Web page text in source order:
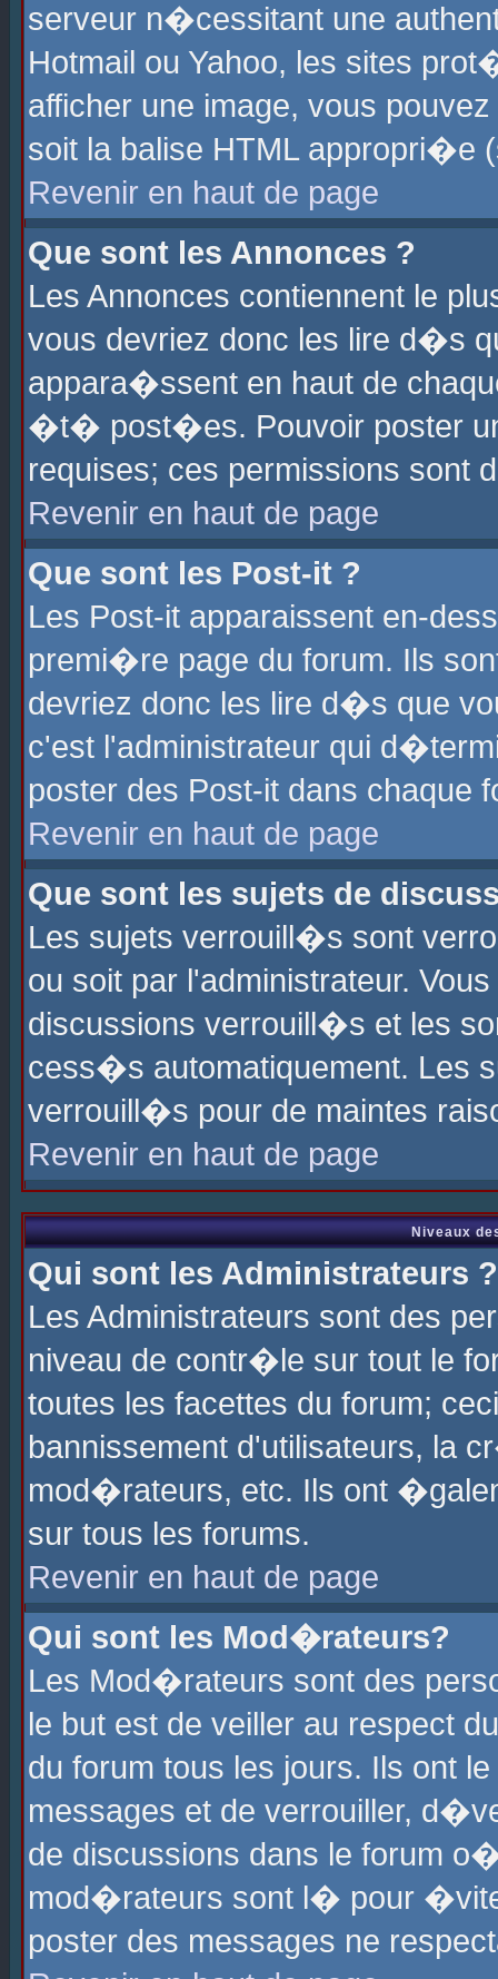
serveur n�cessitant une
Hotmail ou Yahoo, les sites
afficher une image, vous
soit la balise HTML
Revenir en haut de page
Que sont les Annonces ?
Les Annonces contiennent le
vous devriez donc les lire d�s
appara�ssent en haut de
�t� post�es. Pouvoir poster
requises; ces permissions sont
Revenir en haut de page
Que sont les Post-it ?
Les Post-it apparaissent en-
premi�re page du forum. Ils
devriez donc les lire d�s que
c'est l'administrateur qui
poster des Post-it dans chaque
Revenir en haut de page
Que sont les sujets de
Les sujets verrouill�s sont
ou soit par l'administrateur.
discussions verrouill�s et les
cess�s automatiquement. Les
verrouill�s pour de maintes
Revenir en haut de page
Niveaux
Qui sont les Administrateurs ?
Les Administrateurs sont des
niveau de contr�le sur tout le
toutes les facettes du forum;
bannissement d'utilisateurs, la
mod�rateurs, etc. Ils ont
sur tous les forums.
Revenir en haut de page
Qui sont les Mod�rateurs?
Les Mod�rateurs sont des
le but est de veiller au respect
du forum tous les jours. Ils ont
messages et de verrouiller,
de discussions dans le forum
mod�rateurs sont l� pour
poster des messages ne